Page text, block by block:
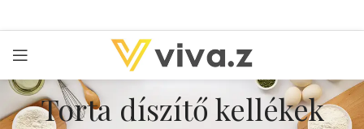
Torta díszítő kellékek